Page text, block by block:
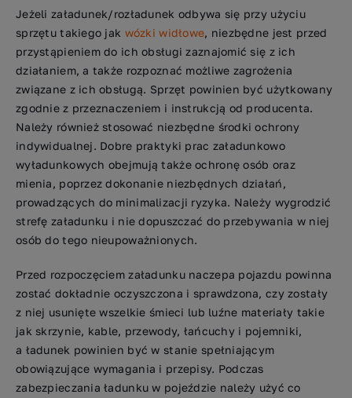
Jeżeli załadunek/rozładunek odbywa się przy użyciu
sprzętu takiego jak wózki widłowe, niezbędne jest przed
przystąpieniem do ich obsługi zaznajomić się z ich
działaniem, a także rozpoznać możliwe zagrożenia
związane z ich obsługą. Sprzęt powinien być użytkowany
zgodnie z przeznaczeniem i instrukcją od producenta.
Należy również stosować niezbędne środki ochrony
indywidualnej. Dobre praktyki prac załadunkowo
wyładunkowych obejmują także ochronę osób oraz
mienia, poprzez dokonanie niezbędnych działań,
prowadzących do minimalizacji ryzyka. Należy wygrodzić
strefę załadunku i nie dopuszczać do przebywania w niej
osób do tego nieupoważnionych.
Przed rozpoczęciem załadunku naczepa pojazdu powinna
zostać dokładnie oczyszczona i sprawdzona, czy zostały
z niej usunięte wszelkie śmieci lub luźne materiały takie
jak skrzynie, kable, przewody, łańcuchy i pojemniki,
a ładunek powinien być w stanie spełniającym
obowiązujące wymagania i przepisy. Podczas
zabezpieczania ładunku w pojeździe należy użyć co